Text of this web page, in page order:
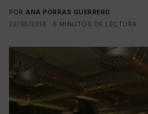
POR ANA PORRAS GUERRERO
22/05/2018
6 MINUTOS DE LECTURA